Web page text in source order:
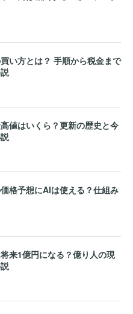
い方とは？ 手順から税金まで
値はいくら？更新の歴史と今
格予想にAIは使える？仕組み
来1億円になる？億り人の現